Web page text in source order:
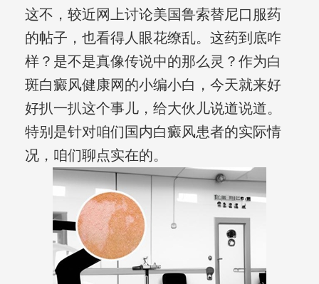
这不，较近网上讨论美国鲁索替尼口服药
的帖子，也看得人眼花缭乱。这药到底咋
样？是不是真像传说中的那么灵？作为白
斑白癜风健康网的小编小白，今天就来好
好扒一扒这个事儿，给大伙儿说道说道。
特别是针对咱们国内白癜风患者的实际情
况，咱们聊点实在的。